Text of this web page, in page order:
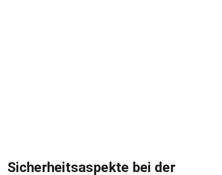
Sicherheitsaspekte bei der